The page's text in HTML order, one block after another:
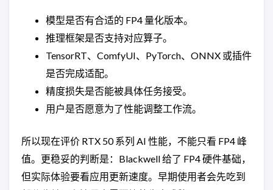
模型是否有合适的 FP4 量化版本。
推理框架是否支持对应算子。
TensorRT、ComfyUI、PyTorch、ONNX 或插件
是否完成适配。
精度损失是否能被具体任务接受。
用户是否愿意为了性能调整工作流。
所以现在评价 RTX 50 系列 AI 性能，不能只看 FP4 峰
值。更稳妥的判断是：Blackwell 给了 FP4 硬件基础，
但实际体验要看应用更新速度。早期使用者会先吃到